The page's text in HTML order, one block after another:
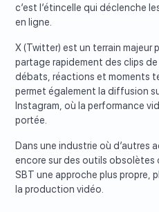
c’est l’étincelle qui déclenche
en ligne.
X (Twitter) est un terrain majeur
partage rapidement des clips
débats, réactions et moments
permet également la diffusion
Instagram, où la performance
portée.
Dans une industrie où d’autres
encore sur des outils
SBT une approche plus propre,
la production vidéo.